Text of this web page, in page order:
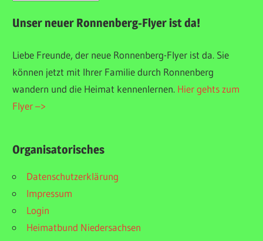
Unser neuer Ronnenberg-Flyer ist da!
Liebe Freunde, der neue Ronnenberg-Flyer ist da. Sie
können jetzt mit Ihrer Familie durch Ronnenberg
wandern und die Heimat kennenlernen. Hier gehts zum
Flyer –>
Organisatorisches
Datenschutzerklärung
Impressum
Login
Heimatbund Niedersachsen